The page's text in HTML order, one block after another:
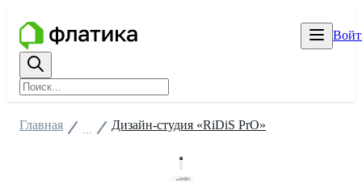
Главная Дизайн-студия «RiDiS PrO»